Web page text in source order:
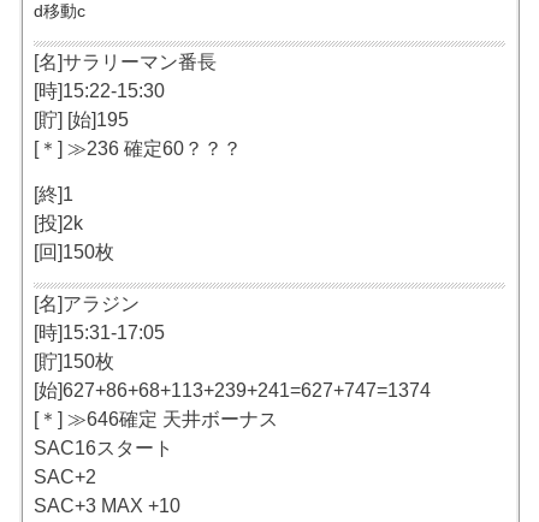
d移動c
[名]サラリーマン番長
[時]15:22-15:30
[貯] [始]195
[＊] ≫236 確定60？？？
[終]1
[投]2k
[回]150枚
[名]アラジン
[時]15:31-17:05
[貯]150枚
[始]627+86+68+113+239+241=627+747=1374
[＊] ≫646確定 天井ボーナス
SAC16スタート
SAC+2
SAC+3 MAX +10